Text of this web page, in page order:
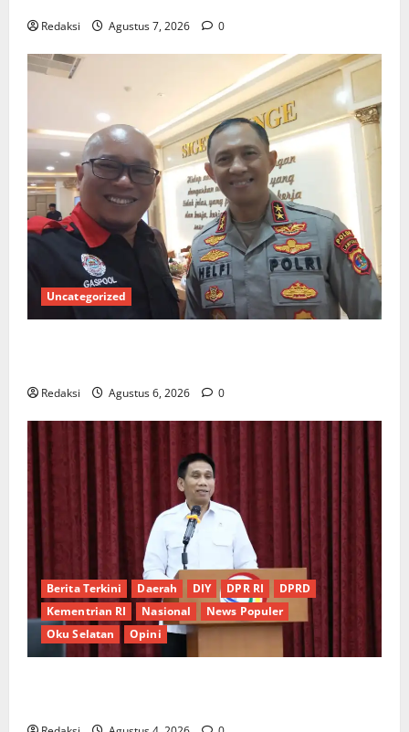
Redaksi Agustus 7, 2026 0
Uncategorized
Redaksi Agustus 6, 2026 0
Berita Terkini Daerah DIY DPR RI
DPRD
Kementrian RI
Nasional
News Populer
Oku Selatan
Opini